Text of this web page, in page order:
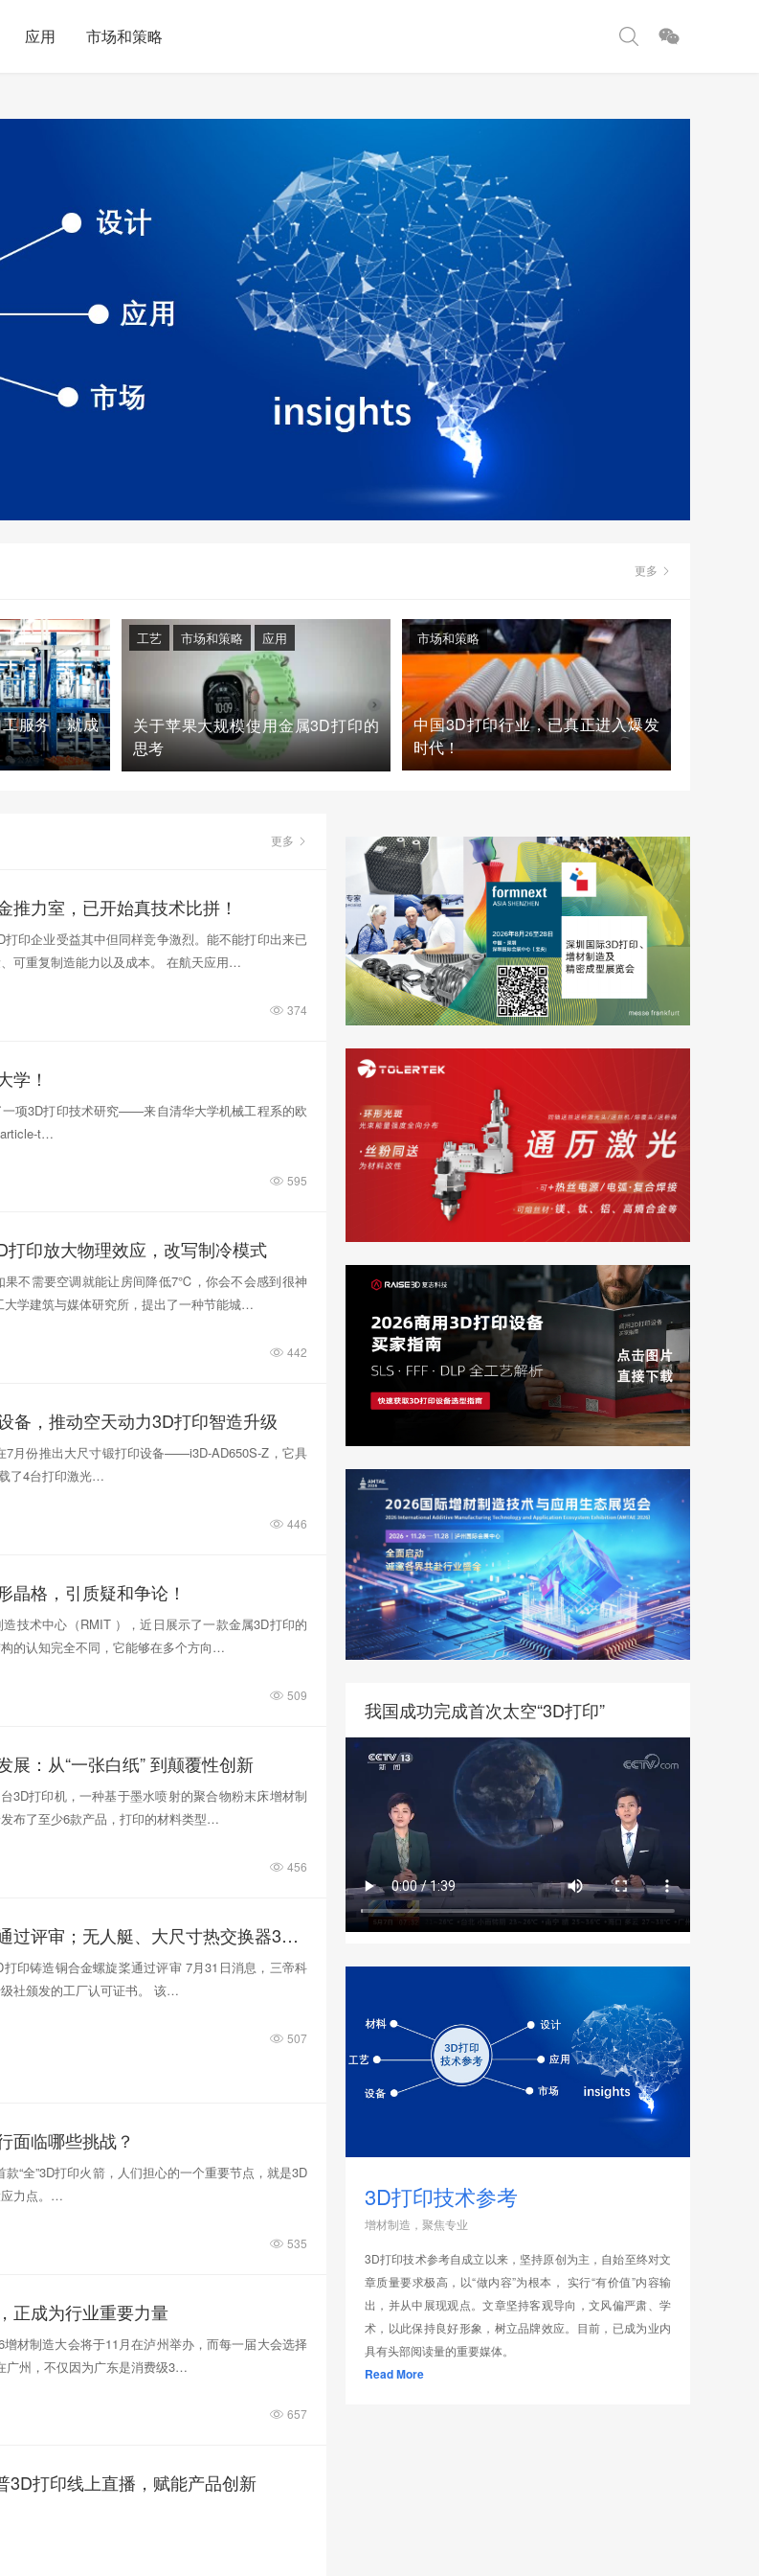
应用 市场和策略
更多
服务，就成
关于苹果大规模使用金属3D打印的
思考
工艺 市场和策略 应用
中国3D打印行业，已真正进入爆发
时代！
市场和策略
更多
推力室，已开始真技术比拼！
印企业受益其中但同样竞争激烈。能不能打印出来已
可重复制造能力以及成本。 在航天应用…
374
学！
项3D打印技术研究——来自清华大学机械工程系的欧
595
印放大物理效应，改写制冷模式
果不需要空调就能让房间降低7℃，你会不会感到很神
学建筑与媒体研究所，提出了一种节能城…
442
备，推动空天动力3D打印智造升级
7月份推出大尺寸锻打印设备——i3D-AD650S-Z，它具
了4台打印激光…
446
晶格，引质疑和争论！
技术中心（RMIT ），近日展示了一款金属3D打印的
的认知完全不同，它能够在多个方向…
509
展：从“一张白纸” 到颠覆性创新
3D打印机，一种基于墨水喷射的聚合物粉末床增材制
布了至少6款产品，打印的材料类型…
456
3D打印铸造铜合金螺旋桨通过评审；无人艇、大尺寸热交换器3D打印；人民网报道两家3D打印企业
印铸造铜合金螺旋桨通过评审 7月31日消息，三帝科
社颁发的工厂认可证书。 该…
507
面临哪些挑战？
“全”3D打印火箭，人们担心的一个重要节点，就是3D
应力点。…
535
正成为行业重要力量
材制造大会将于11月在泸州举办，而每一届大会选择
广州，不仅因为广东是消费级3…
657
3D打印线上直播，赋能产品创新
我国成功完成首次太空“3D打印”
3D打印技术参考
增材制造，聚焦专业
3D打印技术参考自成立以来，坚持原创为主，自始至终对文
章质量要求极高，以“做内容”为根本， 实行“有价值”内容输
出，并从中展现观点。文章坚持客观导向，文风偏严肃、学
术，以此保持良好形象，树立品牌效应。目前，已成为业内
具有头部阅读量的重要媒体。
Read More